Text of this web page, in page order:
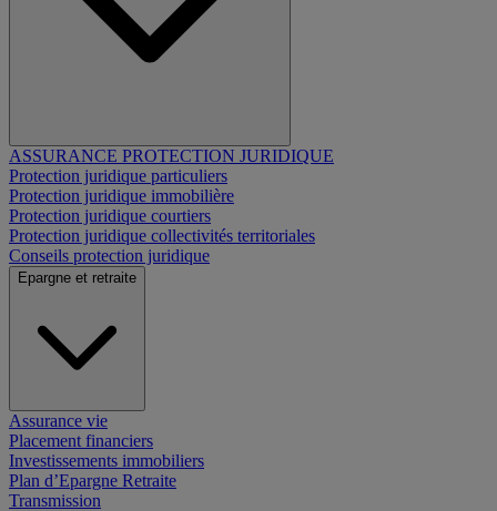
ASSURANCE PROTECTION JURIDIQUE
Protection juridique particuliers
Protection juridique immobilière
Protection juridique courtiers
Protection juridique collectivités territoriales
Conseils protection juridique
Epargne et retraite
Assurance vie
Placement financiers
Investissements immobiliers
Plan d’Epargne Retraite
Transmission